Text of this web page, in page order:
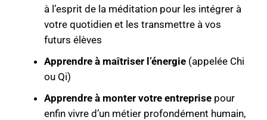
à l’esprit de la méditation pour les intégrer à
votre quotidien et les transmettre à vos
futurs élèves
Apprendre à maîtriser l’énergie(appelée Chi
ou Qi)
Apprendre à monter votre entreprise pour
enfin vivre d’un métier profondément humain,